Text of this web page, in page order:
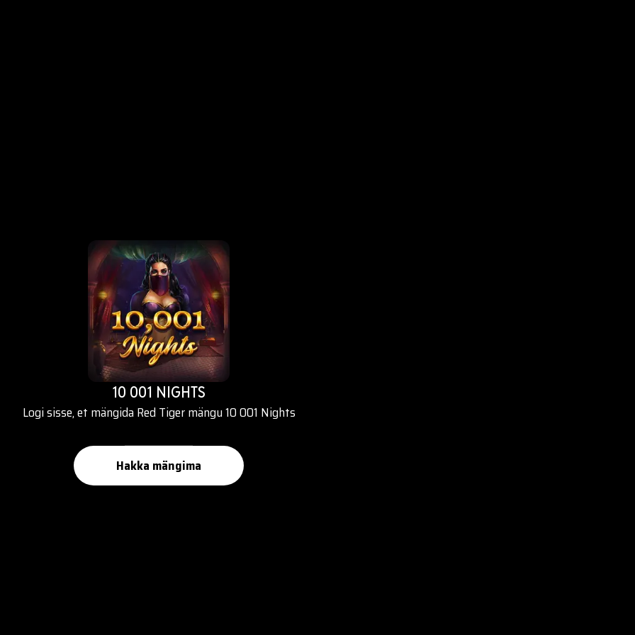
10 001 NIGHTS
Logi sisse, et mängida Red Tiger mängu 10 001 Nights
Hakka mängima